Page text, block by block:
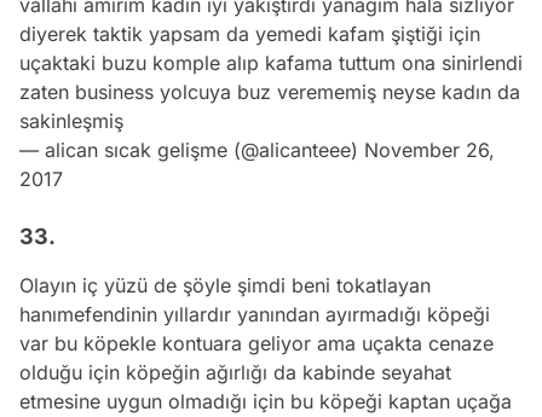
vallahi amirim kadın iyi yakıştırdı yanağım hala sızlıyor
diyerek taktik yapsam da yemedi kafam şiştiği için
uçaktaki buzu komple alıp kafama tuttum ona sinirlendi
zaten business yolcuya buz verememiş neyse kadın da
sakinleşmiş
— alican sıcak gelişme (@alicanteee) November 26,
2017
33.
Olayın iç yüzü de şöyle şimdi beni tokatlayan
hanımefendinin yıllardır yanından ayırmadığı köpeği
var bu köpekle kontuara geliyor ama uçakta cenaze
olduğu için köpeğin ağırlığı da kabinde seyahat
etmesine uygun olmadığı için bu köpeği kaptan uçağa